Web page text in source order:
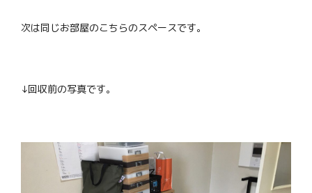
次は同じお部屋のこちらのスペースです。
↓回収前の写真です。